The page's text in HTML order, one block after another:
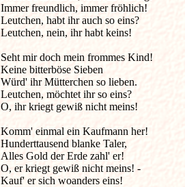
Immer freundlich, immer fröhlich!
Leutchen, habt ihr auch so eins?
Leutchen, nein, ihr habt keins!
Seht mir doch mein frommes Kind!
Keine bitterböse Sieben
Würd' ihr Mütterchen so lieben.
Leutchen, möchtet ihr so eins?
O, ihr kriegt gewiß nicht meins!
Komm' einmal ein Kaufmann her!
Hunderttausend blanke Taler,
Alles Gold der Erde zahl' er!
O, er kriegt gewiß nicht meins! -
Kauf' er sich woanders eins!